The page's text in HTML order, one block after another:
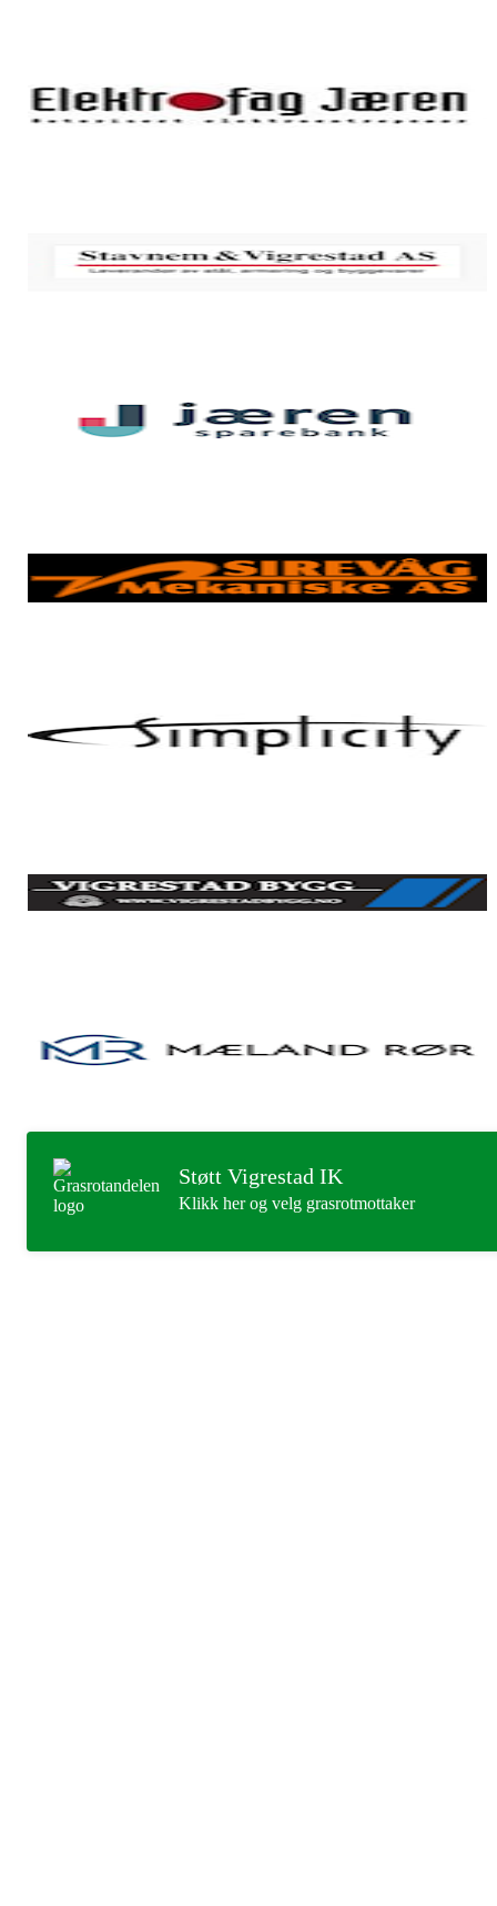
Støtt Vigrestad IK
Klikk her og velg grasrotmottaker